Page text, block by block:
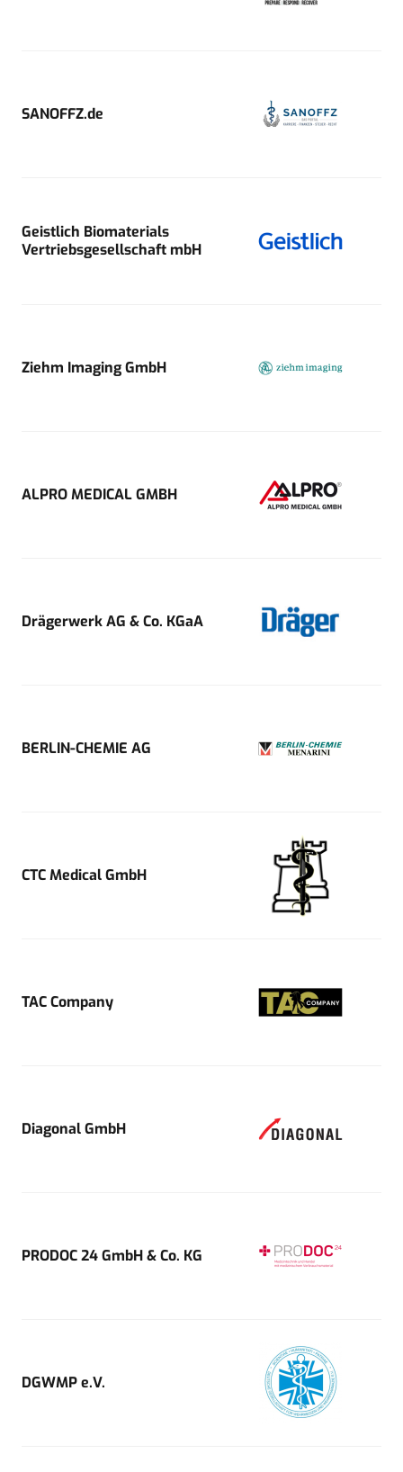
SANOFFZ.de
Geistlich Biomaterials
Vertriebsgesellschaft mbH
Ziehm Imaging GmbH
ALPRO MEDICAL GMBH
Drägerwerk AG & Co. KGaA
BERLIN-CHEMIE AG
CTC Medical GmbH
TAC Company
Diagonal GmbH
PRODOC 24 GmbH & Co. KG
DGWMP e.V.